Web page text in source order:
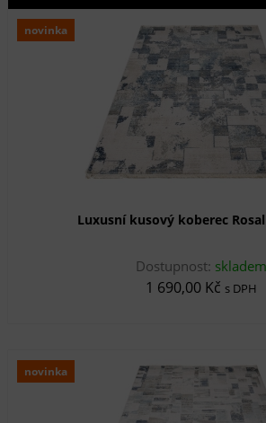
novinka
Luxusní kusový koberec
Dostupnost: skladem
1 690,00 Kč s DPH
novinka